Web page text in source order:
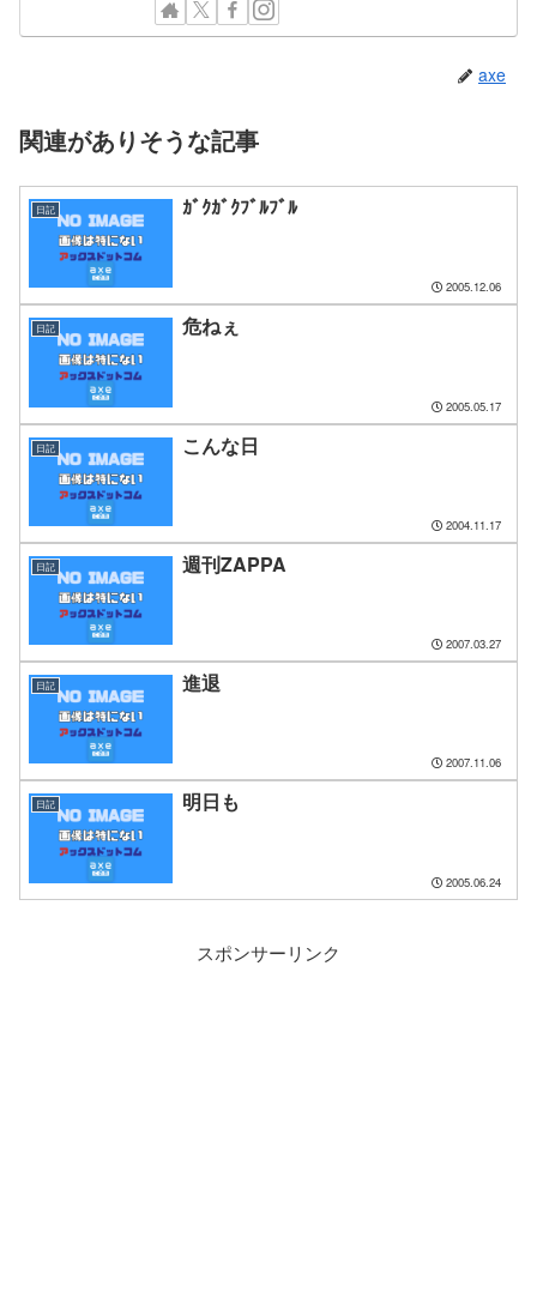
axe
関連がありそうな記事
日記 ｶﾞｸｶﾞｸﾌﾞﾙﾌﾞﾙ
2005.12.06
日記 危ねぇ
2005.05.17
日記 こんな日
2004.11.17
日記 週刊ZAPPA
2007.03.27
日記 進退
2007.11.06
日記 明日も
2005.06.24
スポンサーリンク